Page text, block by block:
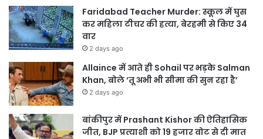
Faridabad Teacher Murder: स्कूल में घुस
कर महिला टीचर की हत्या, बेरहमी से किए 34
वार
2 days ago
Allaince में आते ही Sohail पर भड़के Salman
Khan, बोले ‘तू अभी भी सीमा की सुन रहा है’
2 days ago
बांकीपुर में Prashant Kishor की ऐतिहासिक
जीत, BJP प्रत्याशी को 19 हजार वोट से दी मात